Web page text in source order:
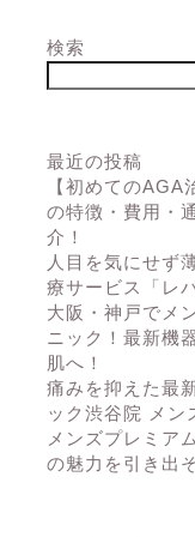
検索
最近の投稿
【初めてのAGA
の特徴・費用・
介！
人目を気にせず
療サービス「レ
大阪・神戸でメ
ニック！最新機
肌へ！
痛みを抑えた最
ック渋谷院 メン
メンズプレミア
の魅力を引き出